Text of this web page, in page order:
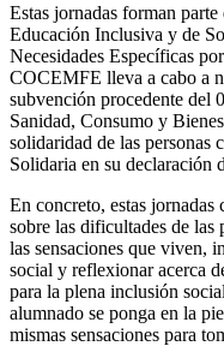
Estas jornadas forman
Educación Inclusiva y de
Necesidades Específicas
COCEMFE lleva a cabo a
subvención procedente del
Sanidad, Consumo y
solidaridad de las personas
Solidaria en su declaración
En concreto, estas
sobre las dificultades de las
las sensaciones que viven,
social y reflexionar acerca
para la plena inclusión
alumnado se ponga en la
mismas sensaciones para